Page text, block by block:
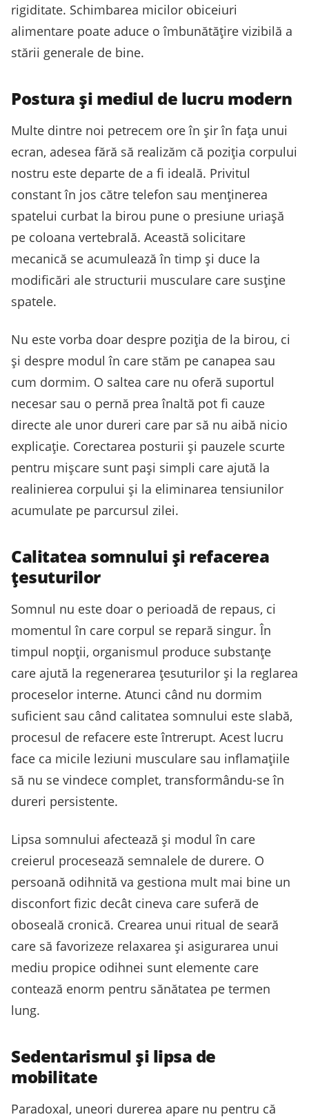
rigiditate. Schimbarea micilor obiceiuri
alimentare poate aduce o îmbunătățire vizibilă a
stării generale de bine.
Postura și mediul de lucru modern
Multe dintre noi petrecem ore în șir în fața unui
ecran, adesea fără să realizăm că poziția corpului
nostru este departe de a fi ideală. Privitul
constant în jos către telefon sau menținerea
spatelui curbat la birou pune o presiune uriașă
pe coloana vertebrală. Această solicitare
mecanică se acumulează în timp și duce la
modificări ale structurii musculare care susține
spatele.
Nu este vorba doar despre poziția de la birou, ci
și despre modul în care stăm pe canapea sau
cum dormim. O saltea care nu oferă suportul
necesar sau o pernă prea înaltă pot fi cauze
directe ale unor dureri care par să nu aibă nicio
explicație. Corectarea posturii și pauzele scurte
pentru mișcare sunt pași simpli care ajută la
realinierea corpului și la eliminarea tensiunilor
acumulate pe parcursul zilei.
Calitatea somnului și refacerea
țesuturilor
Somnul nu este doar o perioadă de repaus, ci
momentul în care corpul se repară singur. În
timpul nopții, organismul produce substanțe
care ajută la regenerarea țesuturilor și la reglarea
proceselor interne. Atunci când nu dormim
suficient sau când calitatea somnului este slabă,
procesul de refacere este întrerupt. Acest lucru
face ca micile leziuni musculare sau inflamațiile
să nu se vindece complet, transformându-se în
dureri persistente.
Lipsa somnului afectează și modul în care
creierul procesează semnalele de durere. O
persoană odihnită va gestiona mult mai bine un
disconfort fizic decât cineva care suferă de
oboseală cronică. Crearea unui ritual de seară
care să favorizeze relaxarea și asigurarea unui
mediu propice odihnei sunt elemente care
contează enorm pentru sănătatea pe termen
lung.
Sedentarismul și lipsa de
mobilitate
Paradoxal, uneori durerea apare nu pentru că